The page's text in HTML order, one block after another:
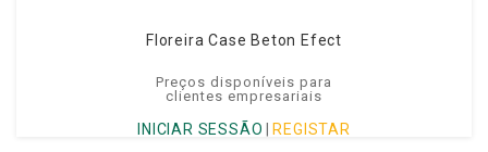
Floreira Case Beton Efect
Preços disponíveis para
clientes empresariais
INICIAR SESSÃO REGISTAR